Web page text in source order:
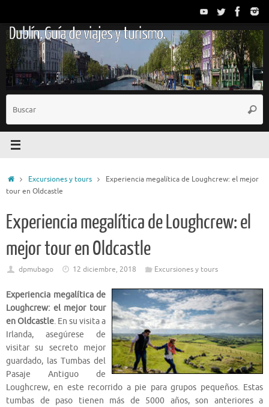
contenido
Dublín. Guía de viajes y turismo.
InicioExcursiones y tours
Experiencia megalítica de Loughcrew: el mejor
tour en Oldcastle
Experiencia megalítica de Loughcrew: el
mejor tour en Oldcastle
dpmubago 12 diciembre, 2018 Excursiones y tours
Experiencia megalítica de
Loughcrew: el mejor tour
en Oldcastle. En su visita a
Irlanda, asegúrese de
visitar su secreto mejor
guardado, las Tumbas del
Pasaje Antiguo de
Loughcrew, en este recorrido a pie para grupos pequeños. Estas
tumbas de paso tienen más de 5000 años, son anteriores a